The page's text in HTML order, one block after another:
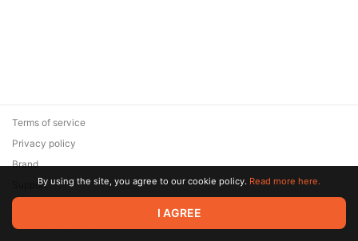
© 2026 Zaya Solutions Limited. All rights reserved. All trademarks
are the property of their respective owners.
Terms of service
Privacy policy
Brand
SupportBy using the site, you agree to our cookie policy. Read more here.
I AGREE